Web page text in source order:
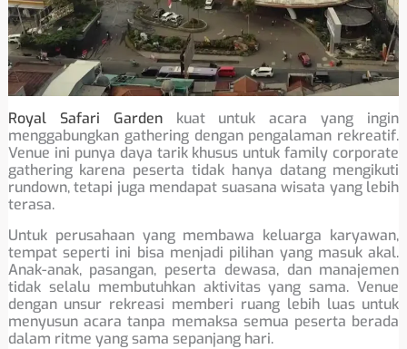
Royal Safari Gardenkuat untuk acara yang ingin
menggabungkan gathering dengan pengalaman rekreatif.
Venue ini punya daya tarik khusus untuk family corporate
gathering karena peserta tidak hanya datang mengikuti
rundown, tetapi juga mendapat suasana wisata yang lebih
terasa.
Untuk perusahaan yang membawa keluarga karyawan,
tempat seperti ini bisa menjadi pilihan yang masuk akal.
Anak-anak, pasangan, peserta dewasa, dan manajemen
tidak selalu membutuhkan aktivitas yang sama. Venue
dengan unsur rekreasi memberi ruang lebih luas untuk
menyusun acara tanpa memaksa semua peserta berada
dalam ritme yang sama sepanjang hari.